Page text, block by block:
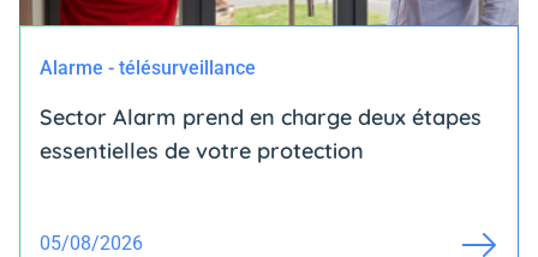
Alarme - télésurveillance
Sector Alarm prend en charge deux étapes
essentielles de votre protection
05/08/2026